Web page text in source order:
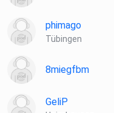
phimago
Tübingen
8miegfbm
GeliP